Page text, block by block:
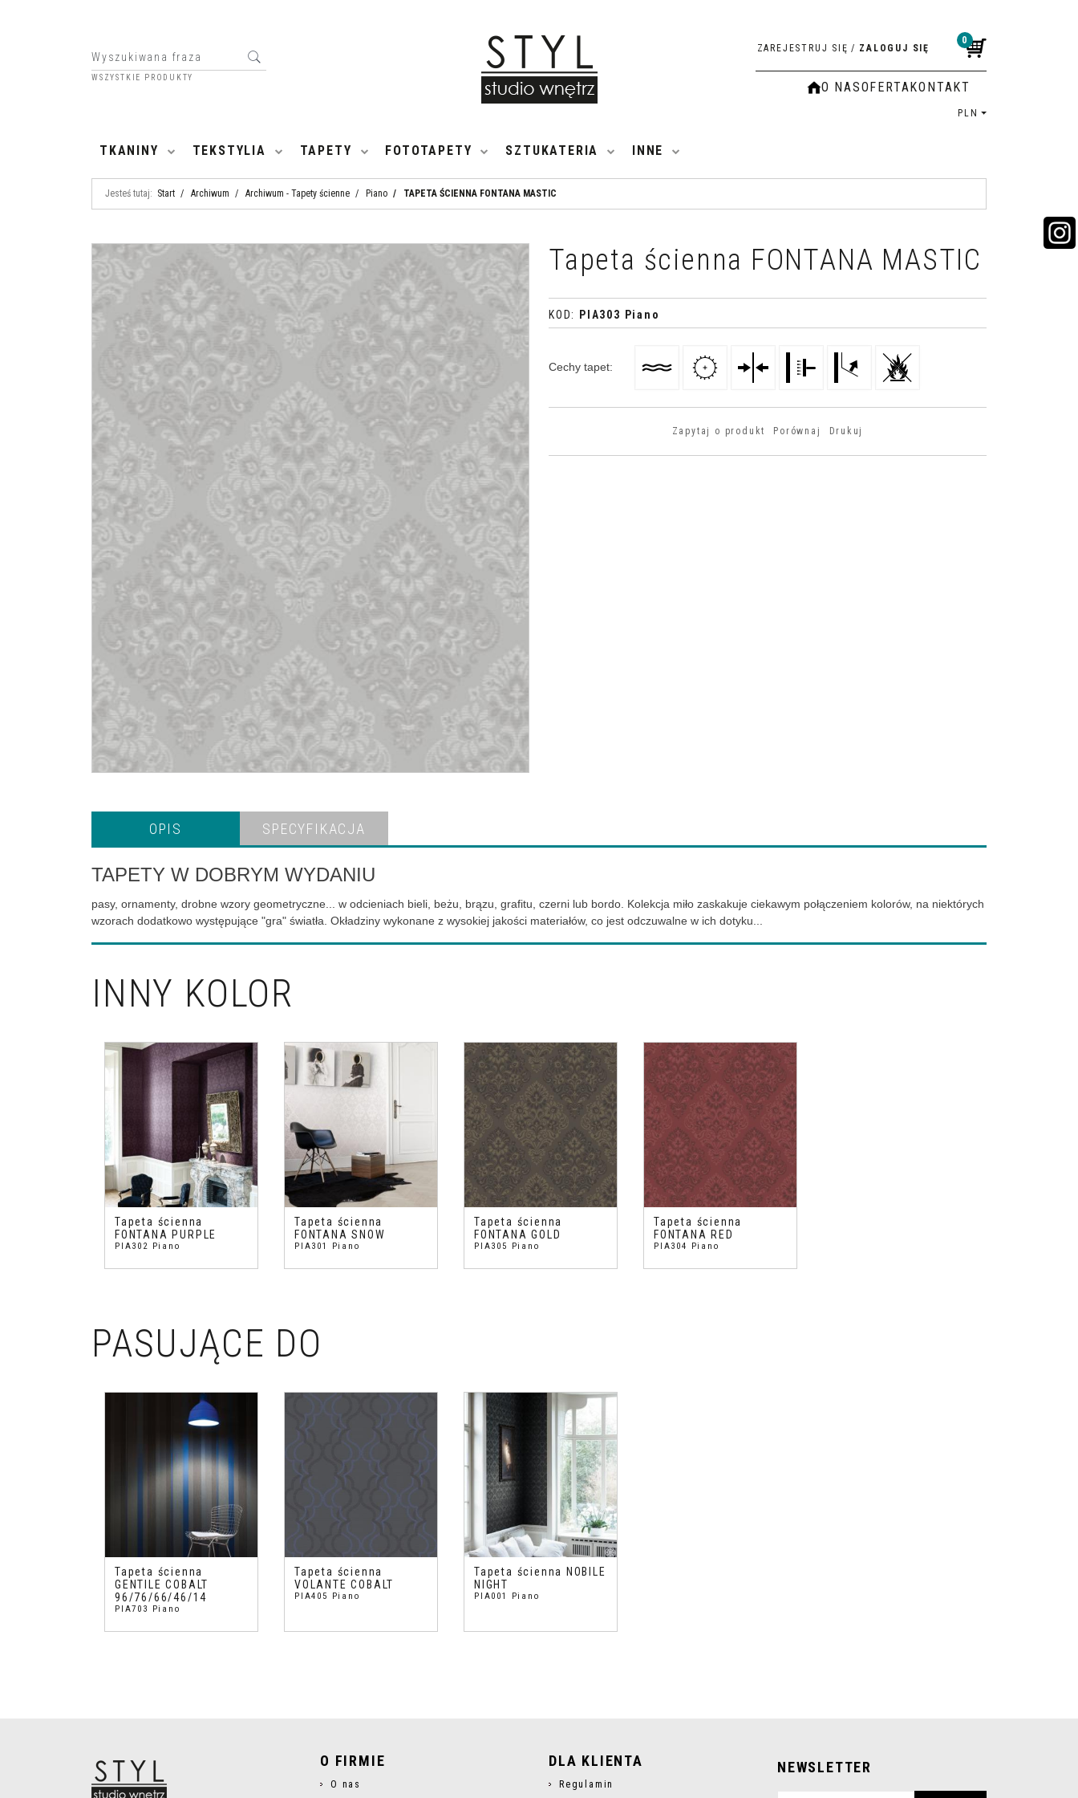
WSZYSTKIE PRODUKTY
0
ZAREJESTRUJ SIĘ / ZALOGUJ SIĘ
O NASOFERTAKONTAKT
PLN
TKANINY TEKSTYLIA TAPETY FOTOTAPETY SZTUKATERIA INNE
Jesteś tutaj: Start / Archiwum / Archiwum - Tapety ścienne / Piano / TAPETA ŚCIENNA FONTANA MASTIC
Tapeta ścienna FONTANA MASTIC
KOD: PIA303 Piano
Cechy tapet:
Zapytaj o produkt Porównaj Drukuj
OPIS SPECYFIKACJA
TAPETY W DOBRYM WYDANIU
pasy, ornamenty, drobne wzory geometryczne... w odcieniach bieli, beżu, brązu, grafitu, czerni lub bordo. Kolekcja miło zaskakuje ciekawym połączeniem kolorów, na niektórych
wzorach dodatkowo występujące "gra" światła. Okładziny wykonane z wysokiej jakości materiałów, co jest odczuwalne w ich dotyku...
INNY KOLOR
Tapeta ścienna
FONTANA PURPLE
PIA302 Piano
Tapeta ścienna
FONTANA SNOW
PIA301 Piano
Tapeta ścienna
FONTANA GOLD
PIA305 Piano
Tapeta ścienna
FONTANA RED
PIA304 Piano
PASUJĄCE DO
Tapeta ścienna
GENTILE COBALT
96/76/66/46/14
PIA703 Piano
Tapeta ścienna
VOLANTE COBALT
PIA405 Piano
Tapeta ścienna NOBILE
NIGHT
PIA001 Piano
O FIRMIE
O nas
DLA KLIENTA
Regulamin
NEWSLETTER